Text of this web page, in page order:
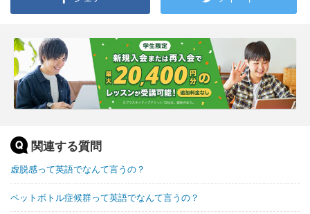
関連する質問
虚脱感って英語でなんて言うの？
ペットボトル症候群って英語でなんて言うの？